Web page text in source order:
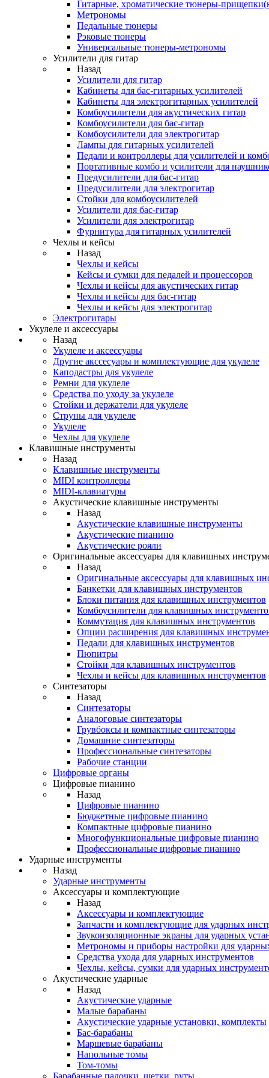
Гитарные, хроматические тюнеры-
Метрономы
Педальные тюнеры
Рэковые тюнеры
Универсальные тюнеры-метрономы
Усилители для гитар
Назад
Усилители для гитар
Кабинеты для бас-гитарных усилителей
Кабинеты для электрогитарных усилителей
Комбоусилители для акустических гитар
Комбоусилители для бас-гитар
Комбоусилители для электрогитар
Лампы для гитарных усилителей
Педали и контроллеры для усилителей и
Портативные комбо и усилители для
Предусилители для бас-гитар
Предусилители для электрогитар
Стойки для комбоусилителей
Усилители для бас-гитар
Усилители для электрогитар
Фурнитура для гитарных усилителей
Чехлы и кейсы
Назад
Чехлы и кейсы
Кейсы и сумки для педалей и процессоров
Чехлы и кейсы для акустических гитар
Чехлы и кейсы для бас-гитар
Чехлы и кейсы для электрогитар
Электрогитары
Укулеле и аксессуары
Назад
Укулеле и аксессуары
Другие акссесуары и комплектующие для укулеле
Каподастры для укулеле
Ремни для укулеле
Средства по уходу за укулеле
Стойки и держатели для укулеле
Струны для укулеле
Укулеле
Чехлы для укулеле
Клавишные инструменты
Назад
Клавишные инструменты
MIDI контроллеры
MIDI-клавиатуры
Акустические клавишные инструменты
Назад
Акустические клавишные инструменты
Акустические пианино
Акустические рояли
Оригинальные аксессуары для клавишных
Назад
Оригинальные аксессуары для клавишных
Банкетки для клавишных инструментов
Блоки питания для клавишных инструментов
Комбоусилители для клавишных
Коммутация для клавишных инструментов
Опции расширения для клавишных
Педали для клавишных инструментов
Пюпитры
Стойки для клавишных инструментов
Чехлы и кейсы для клавишных инструментов
Синтезаторы
Назад
Синтезаторы
Аналоговые синтезаторы
Грувбоксы и компактные синтезаторы
Домашние синтезаторы
Профессиональные синтезаторы
Рабочие станции
Цифровые органы
Цифровые пианино
Назад
Цифровые пианино
Бюджетные цифровые пианино
Компактные цифровые пианино
Многофункциональные цифровые пианино
Профессиональные цифровые пианино
Ударные инструменты
Назад
Ударные инструменты
Аксессуары и комплектующие
Назад
Аксессуары и комплектующие
Запчасти и комплектующие для ударных
Звукоизоляционные экраны для ударных
Метрономы и приборы настройки для
Средства ухода для ударных инструментов
Чехлы, кейсы, сумки для ударных
Акустические ударные
Назад
Акустические ударные
Mалые барабаны
Акустические ударные установки, комплекты
Бас-барабаны
Маршевые барабаны
Напольные томы
Том-томы
Барабанные палочки, щетки, руты